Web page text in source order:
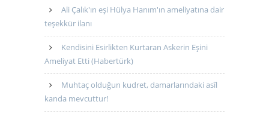
Ali Çalık'ın eşi Hülya Hanım'ın ameliyatına dair
teşekkür ilanı
Kendisini Esirlikten Kurtaran Askerin Eşini
Ameliyat Etti (Habertürk)
Muhtaç olduğun kudret, damarlarındaki asîl
kanda mevcuttur!